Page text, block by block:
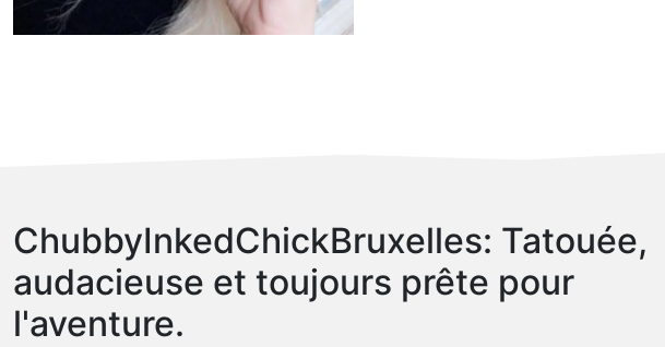
ChubbyInkedChickBruxelles: Tatouée,
audacieuse et toujours prête pour
l'aventure.